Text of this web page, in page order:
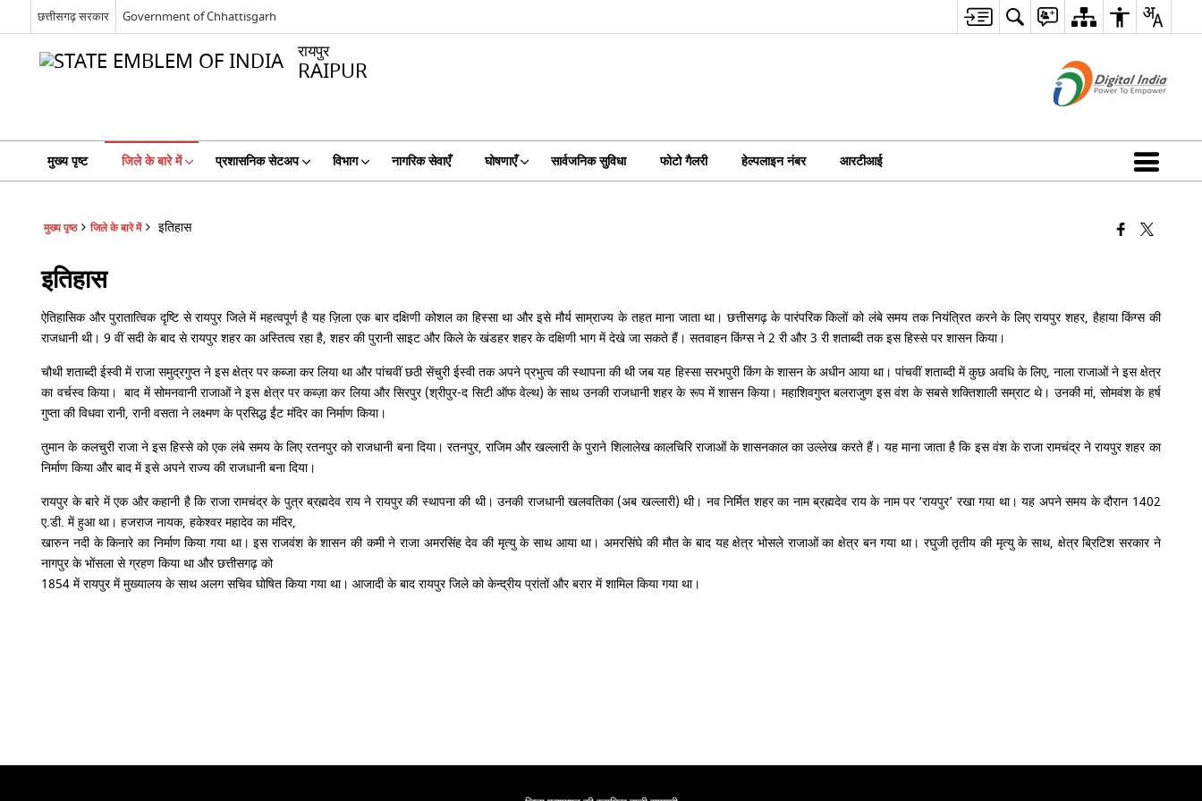
छत्तीसगढ़ सरकार Government of Chhattisgarh
रायपुर
RAIPUR
मुख्य पृष्ट जिले के बारे में प्रशासनिक सेटअप विभाग नागरिक सेवाएँ घोषणाएँ सार्वजनिक सुविधा फोटो गैलरी हेल्पलाइन नंबर आरटीआई
मुख्य पृष्ठ जिले के बारे में इतिहास
इतिहास
ऐतिहासिक और पुरातात्विक दृष्टि से रायपुर जिले में महत्वपूर्ण है यह ज़िला एक बार दक्षिणी कोशल का हिस्सा था और इसे मौर्य साम्राज्य के तहत माना जाता था। छत्तीसगढ़ के पारंपरिक किलों को लंबे समय तक नियंत्रित करने के लिए रायपुर शहर, हैहाया किंग्स की
राजधानी थी। 9 वीं सदी के बाद से रायपुर शहर का अस्तित्व रहा है, शहर की पुरानी साइट और किले के खंडहर शहर के दक्षिणी भाग में देखे जा सकते हैं। सतवाहन किंग्स ने 2 री और 3 री शताब्दी तक इस हिस्से पर शासन किया।
चौथी शताब्दी ईस्वी में राजा समुद्रगुप्त ने इस क्षेत्र पर कब्जा कर लिया था और पांचवीं छठी सेंचुरी ईस्वी तक अपने प्रभुत्व की स्थापना की थी जब यह हिस्सा सरभपुरी किंग के शासन के अधीन आया था। पांचवीं शताब्दी में कुछ अवधि के लिए, नाला राजाओं ने इस क्षेत्र
का वर्चस्व किया। बाद में सोमनवानी राजाओं ने इस क्षेत्र पर कब्ज़ा कर लिया और सिरपुर (श्रीपुर-द सिटी ऑफ वेल्थ) के साथ उनकी राजधानी शहर के रूप में शासन किया। महाशिवगुप्त बलराजुण इस वंश के सबसे शक्तिशाली सम्राट थे। उनकी मां, सोमवंश के हर्ष
गुप्ता की विधवा रानी, ​​रानी वसता ने लक्ष्मण के प्रसिद्ध ईंट मंदिर का निर्माण किया।
तुमान के कलचुरी राजा ने इस हिस्से को एक लंबे समय के लिए रतनपुर को राजधानी बना दिया। रतनपुर, राजिम और खल्लारी के पुराने शिलालेख कालचिरि राजाओं के शासनकाल का उल्लेख करते हैं। यह माना जाता है कि इस वंश के राजा रामचंद्र ने रायपुर शहर का
निर्माण किया और बाद में इसे अपने राज्य की राजधानी बना दिया।
रायपुर के बारे में एक और कहानी है कि राजा रामचंद्र के पुत्र ब्रह्मदेव राय ने रायपुर की स्थापना की थी। उनकी राजधानी खलवतिका (अब खल्लारी) थी। नव निर्मित शहर का नाम ब्रह्मदेव राय के नाम पर ‘रायपुर’ रखा गया था। यह अपने समय के दौरान 1402
ए.डी. में हुआ था। हजराज नायक, हकेश्वर महादेव का मंदिर,
खारुन नदी के किनारे का निर्माण किया गया था। इस राजवंश के शासन की कमी ने राजा अमरसिंह देव की मृत्यु के साथ आया था। अमरसिंघे की मौत के बाद यह क्षेत्र भोसले राजाओं का क्षेत्र बन गया था। रघुजी तृतीय की मृत्यु के साथ, क्षेत्र ब्रिटिश सरकार ने
नागपुर के भोंसला से ग्रहण किया था और छत्तीसगढ़ को
1854 में रायपुर में मुख्यालय के साथ अलग सचिव घोषित किया गया था। आजादी के बाद रायपुर जिले को केन्द्रीय प्रांतों और बरार में शामिल किया गया था।